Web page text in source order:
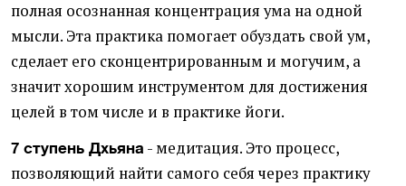
полная осознанная концентрация ума на одной
мысли. Эта практика помогает обуздать свой ум,
сделает его сконцентрированным и могучим, а
значит хорошим инструментом для достижения
целей в том числе и в практике йоги.
7 ступень Дхьяна - медитация. Это процесс,
позволяющий найти самого себя через практику